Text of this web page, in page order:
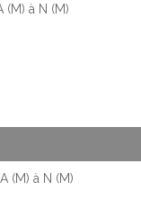
(M) à N (M)
(M) à N (M)